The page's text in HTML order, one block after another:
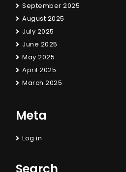
September 2025
August 2025
July 2025
June 2025
May 2025
April 2025
March 2025
Meta
Log in
Search